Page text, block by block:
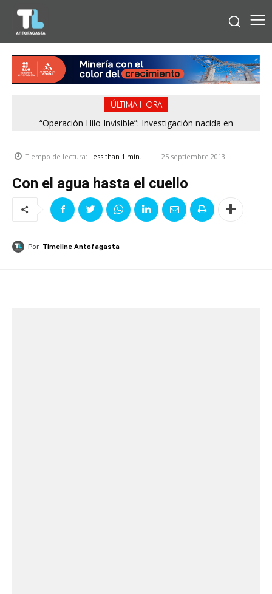
ÚLTIMA HORA
“Operación Hilo Invisible”: Investigación nacida en
Tiempo de lectura: Less than 1 min. 25 septiembre 2013
Con el agua hasta el cuello
Por Timeline Antofagasta